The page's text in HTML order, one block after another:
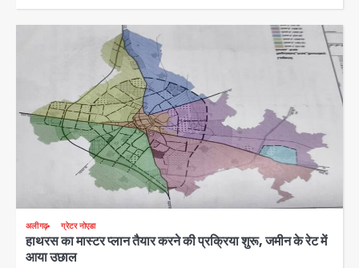
अलीगढ़ ग्रेटर नोएडा
हाथरस का मास्टर प्लान तैयार करने की प्रक्रिया शुरू, जमीन के रेट में
आया उछाल